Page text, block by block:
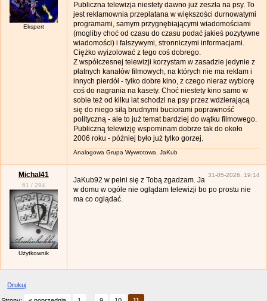
Ekspert
Publiczna telewizja niestety dawno już zeszła na psy. To
jest reklamownia przeplatana w większości durnowatymi
programami, samym przygnębiającymi wiadomościami
(mogliby choć od czasu do czasu podać jakieś pozytywne
wiadomości) i fałszywymi, stronniczymi informacjami.
Ciężko wyizolować z tego coś dobrego.
Z współczesnej telewizji korzystam w zasadzie jedynie z
płatnych kanałów filmowych, na których nie ma reklam i
innych pierdół - tylko dobre kino, z czego nieraz wybiorę
coś do nagrania na kasety. Choć niestety kino samo w
sobie też od kilku lat schodzi na psy przez wdzierającą
się do niego siłą brudnymi buciorami poprawność
polityczną - ale to już temat bardziej do wątku filmowego.
Publiczną telewizję wspominam dobrze tak do około
2006 roku - później było już tylko gorzej.
Analogowa Grupa Wywrotowa. JaKub
Michal41
61 / 294
Użytkownik
31-05-2026, 19:14
JaKub92 w pełni się z Tobą zgadzam. Ja
w domu w ogóle nie oglądam telewizji bo po prostu nie
ma co oglądać.
Drukuj